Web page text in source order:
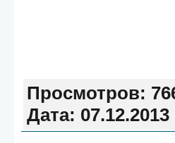
Просмотров:
Дата: 07.12.2013